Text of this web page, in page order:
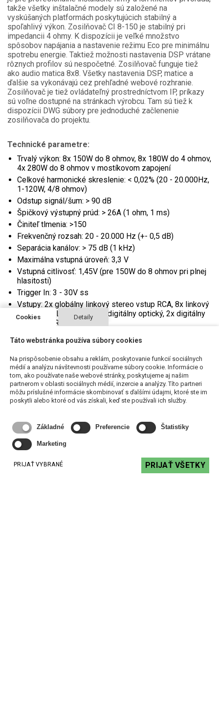
takže všetky inštalačné modely sú založené na
vyskúšaných platformách poskytujúcich stabilný a
spoľahlivý výkon. Zosilňovač CI 8-150 je stabilný pri
impedancii 4 ohmy. K dispozícii je veľké množstvo
spôsobov napájania a nastavenie režimu Eco pre minimálnu
spotrebu energie. Taktiež možnosti nastavenia DSP vrátane
rôznych profilov sú nespočetné. Zosilňovač funguje tiež
ako audio matica 8x8. Všetky nastavenia DSP, matice a
ďalšie sa vykonávajú cez prehľadné webové rozhranie.
Zosilňovač je tiež ovládateľný prostredníctvom IP, príkazy
sú voľne dostupné na stránkach výrobcu. Tam sú tiež k
dispozícii DWG súbory pre jednoduché začlenenie
zosilňovača do projektu.
Technické parametre:
Trvalý výkon: 8x 150W do 8 ohmov, 8x 180W do 4 ohmov,
4x 280W do 8 ohmov v mostíkovom zapojení
Celkové harmonické skreslenie: < 0,02% (20 - 20.000Hz,
1-120W, 4/8 ohmov)
Odstup signál/šum: > 90 dB
Špičkový výstupný prúd: > 26A (1 ohm, 1 ms)
Činiteľ tlmenia: >150
Frekvenčný rozsah: 20 - 20.000 Hz (+- 0,5 dB)
Separácia kanálov: > 75 dB (1 kHz)
Maximálna vstupná úroveň: 3,3 V
Vstupná citlivosť: 1,45V (pre 150W do 8 ohmov pri plnej
hlasitosti)
Trigger In: 3 - 30V ss
Vstupy: 2x globálny linkový stereo vstup RCA, 8x linkový
vstup RCA, LAN RJ-45, 2x digitálny optický, 2x digitálny
koaxiálny, IR in
konektory, IR out
Spotreba v pohotovostnom režime: 0,5W
Rozmery: 483 x 90 x 435 mm
Prepravná hmotnosť: 17,6 kg
Technické parametre
Odporúčané produkty
Cookies Detaily
Táto webstránka používa súbory cookies
Na prispôsobenie obsahu a reklám, poskytovanie funkcií sociálnych
médií a analýzu návštevnosti používame súbory cookie. Informácie o
tom, ako používate naše webové stránky, poskytujeme aj našim
partnerom v oblasti sociálnych médií, inzercie a analýzy. Títo partneri
môžu príslušné informácie skombinovať s ďalšími údajmi, ktoré ste im
poskytli alebo ktoré od vás získali, keď ste používali ich služby.
Základné Preferencie Štatistiky
Marketing
PRIJAŤ VYBRANÉ PRIJAŤ VŠETKY